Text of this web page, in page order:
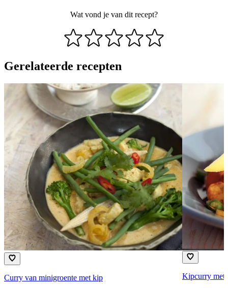
Wat vond je van dit recept?
Gerelateerde recepten
Curry van minigroente met kip
Kipcurry met